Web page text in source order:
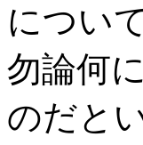
につい
勿論何
のだと